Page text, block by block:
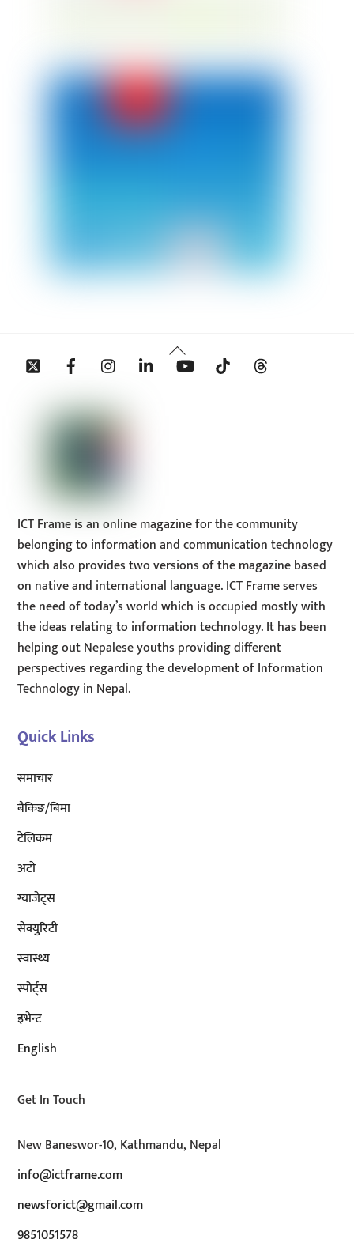
Back
To
Twitter Facebook InstagramLinkedin YouTube Tiktok
ICT Frame is an online magazine for the community
belonging to information and communication technology
which also provides two versions of the magazine based
on native and international language. ICT Frame serves
the need of today’s world which is occupied mostly with
the ideas relating to information technology. It has been
helping out Nepalese youths providing different
perspectives regarding the development of Information
Technology in Nepal.
Quick Links
समाचार
बैंकिङ/बिमा
टेलिकम
अटाे
ग्याजेट्स
सेक्युरिटी
स्वास्थ्य
स्पोर्ट्स
इभेन्ट
English
Get In Touch
New Baneswor-10, Kathmandu, Nepal
info@ictframe.com
newsforict@gmail.com
9851051578